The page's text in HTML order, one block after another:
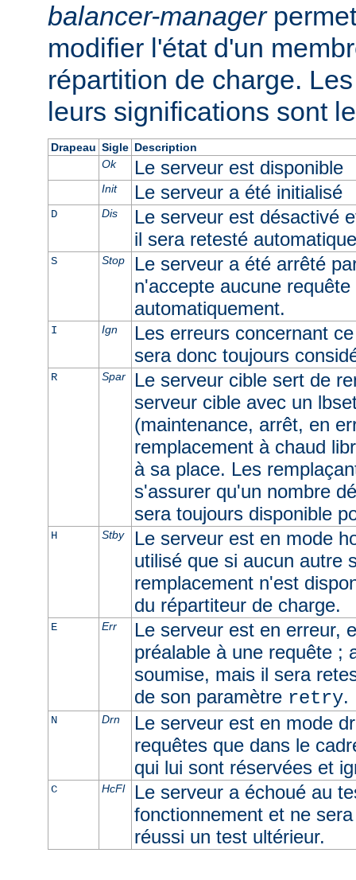
balancer-manager
modifier l'état d'un
répartition de charge.
leurs significations sont
Drapeau Sigle Description
Ok
Le serveur est disponible
Init Le serveur a été initialisé
D Dis
Le serveur est désactivé
il sera retesté
S Stop
Le serveur a été arrêté
n'accepte aucune
automatiquement.
I Ign
Les erreurs concernant
sera donc toujours
R Spar
Le serveur cible sert de
serveur cible avec un
(maintenance, arrêt, en
remplacement à chaud
à sa place. Les
s'assurer qu'un nombre
sera toujours disponible
H Stby
Le serveur est en mode
utilisé que si aucun autre
remplacement n'est
du répartiteur de charge.
E Err
Le serveur est en erreur,
préalable à une requête ;
soumise, mais il sera
de son paramètre retry.
N Drn
Le serveur est en mode
requêtes que dans le
qui lui sont réservées et
C HcFl
Le serveur a échoué au
fonctionnement et ne
réussi un test ultérieur.